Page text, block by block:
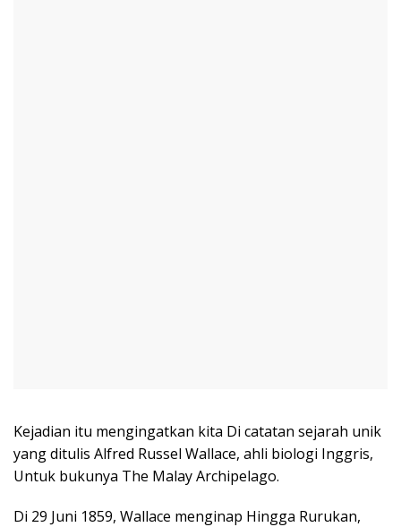
Kejadian itu mengingatkan kita Di catatan sejarah unik
yang ditulis Alfred Russel Wallace, ahli biologi Inggris,
Untuk bukunya The Malay Archipelago.
Di 29 Juni 1859, Wallace menginap Hingga Rurukan,